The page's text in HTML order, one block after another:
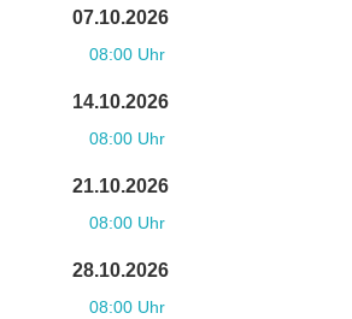
07.10.2026
08:00 Uhr
14.10.2026
08:00 Uhr
21.10.2026
08:00 Uhr
28.10.2026
08:00 Uhr